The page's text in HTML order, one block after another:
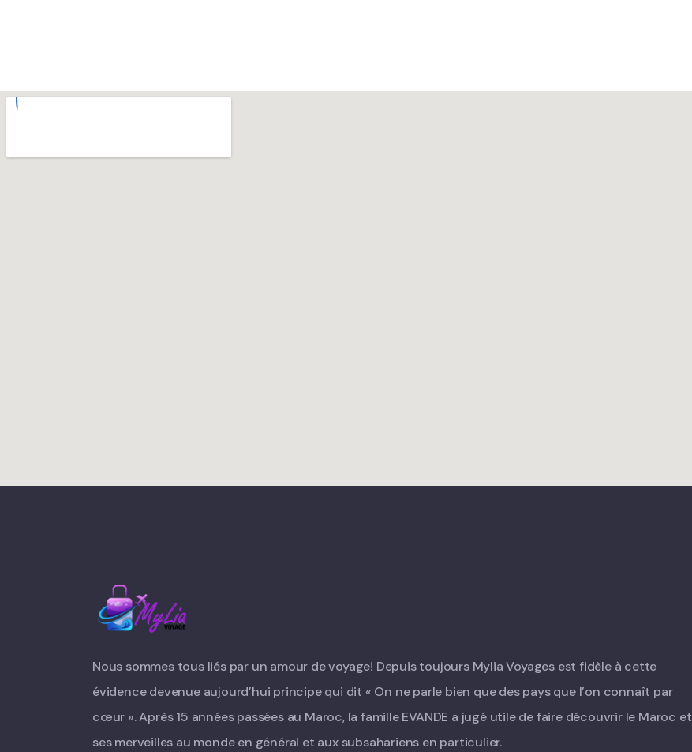
Nous sommes tous liés par un amour de voyage! Depuis toujours Mylia Voyages est fidèle à cette
évidence devenue aujourd’hui principe qui dit « On ne parle bien que des pays que l’on connaît par
cœur ». Après 15 années passées au Maroc, la famille EVANDE a jugé utile de faire découvrir le Maroc et
ses merveilles au monde en général et aux subsahariens en particulier.